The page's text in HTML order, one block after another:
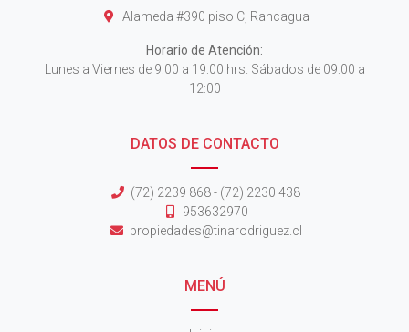
Alameda #390 piso C, Rancagua
Horario de Atención:
Lunes a Viernes de 9:00 a 19:00 hrs. Sábados de 09:00 a
12:00
DATOS DE CONTACTO
(72) 2239 868 - (72) 2230 438
953632970
propiedades@tinarodriguez.cl
MENÚ